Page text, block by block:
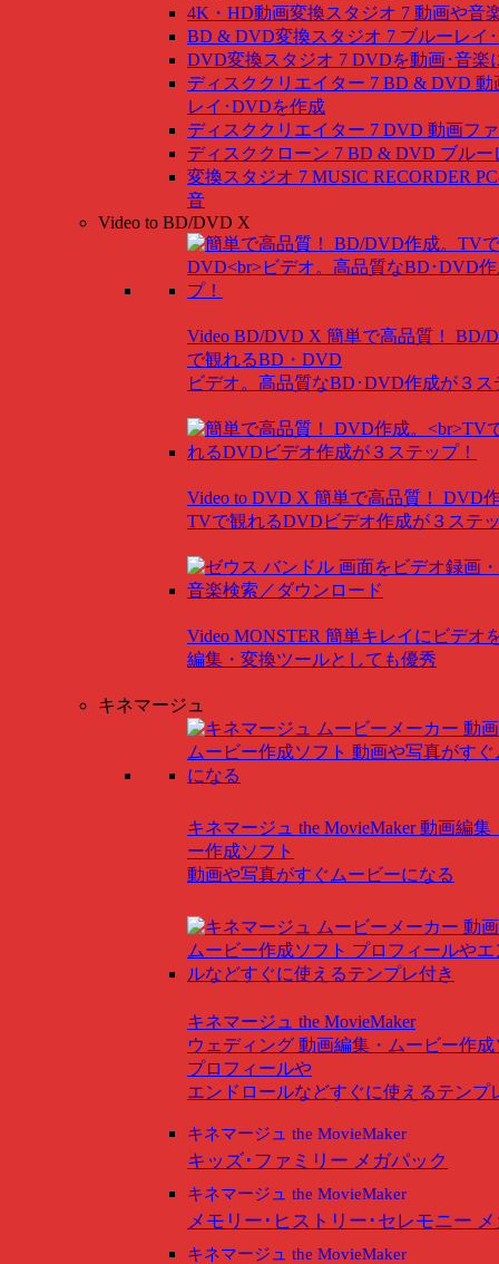
4K・HD動画変換スタジオ 7 動画や音
BD & DVD変換スタジオ 7 ブルーレイ
DVD変換スタジオ 7 DVDを動画･音楽
ディスククリエイター 7 BD & DVD 動
レイ･DVDを作成
ディスククリエイター 7 DVD 動画フ
ディスククローン 7 BD & DVD ブルー
変換スタジオ 7 MUSIC RECORDER
音
Video to BD/DVD X
Video BD/DVD X 簡単で高品質！ BD/
で観れるBD・DVD
ビデオ。高品質なBD･DVD作成が３ス
Video to DVD X 簡単で高品質！ DVD
TVで観れるDVDビデオ作成が３ステ
Video MONSTER 簡単キレイにビデオ
編集・変換ツールとしても優秀
キネマージュ
キネマージュ the MovieMaker 動画編集
ー作成ソフト
動画や写真がすぐムービーになる
キネマージュ the MovieMaker
ウェディング 動画編集・ムービー作成
プロフィールや
エンドロールなどすぐに使えるテンプ
キネマージュ the MovieMaker
キッズ･ファミリー メガパック
キネマージュ the MovieMaker
メモリー･ヒストリー･セレモニー
キネマージュ the MovieMaker